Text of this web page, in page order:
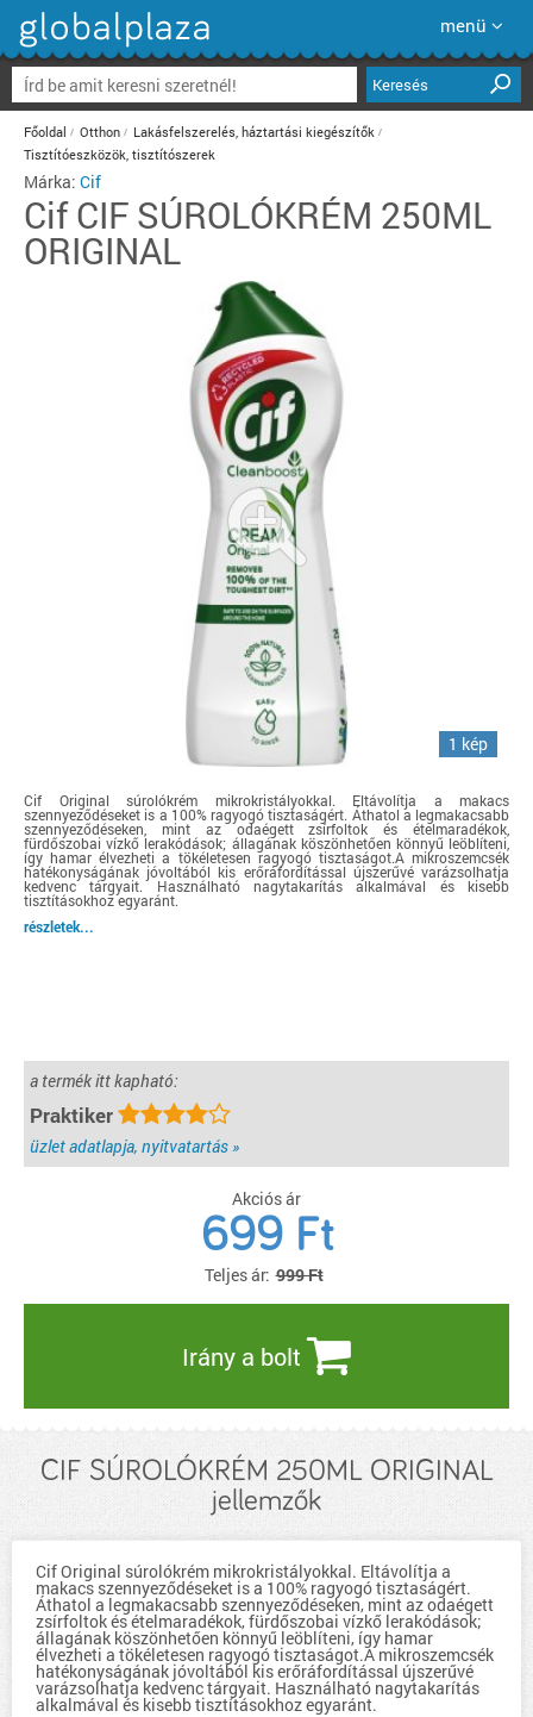
menü
Keresés
Főoldal Otthon
Lakásfelszerelés, háztartási kiegészítők
Tisztítóeszközök, tisztítószerek
Márka: Cif
Cif CIF SÚROLÓKRÉM 250ML
ORIGINAL
1 kép
Cif Original súrolókrém mikrokristályokkal. Eltávolítja a makacs
szennyeződéseket is a 100% ragyogó tisztaságért. Áthatol a legmakacsabb
szennyeződéseken, mint az odaégett zsírfoltok és ételmaradékok,
fürdőszobai vízkő lerakódások; állagának köszönhetően könnyű leöblíteni,
így hamar élvezheti a tökéletesen ragyogó tisztaságot.A mikroszemcsék
hatékonyságának jóvoltából kis erőráfordítással újszerűvé varázsolhatja
kedvenc tárgyait. Használható nagytakarítás alkalmával és kisebb
tisztításokhoz egyaránt.
részletek...
a termék itt kapható:
Praktiker
üzlet adatlapja, nyitvatartás »
Akciós ár
699 Ft
Teljes ár: 999 Ft
Irány a bolt
CIF SÚROLÓKRÉM 250ML ORIGINAL
jellemzők
Cif Original súrolókrém mikrokristályokkal. Eltávolítja a
makacs szennyeződéseket is a 100% ragyogó tisztaságért.
Áthatol a legmakacsabb szennyeződéseken, mint az odaégett
zsírfoltok és ételmaradékok, fürdőszobai vízkő lerakódások;
állagának köszönhetően könnyű leöblíteni, így hamar
élvezheti a tökéletesen ragyogó tisztaságot.A mikroszemcsék
hatékonyságának jóvoltából kis erőráfordítással újszerűvé
varázsolhatja kedvenc tárgyait. Használható nagytakarítás
alkalmával és kisebb tisztításokhoz egyaránt.